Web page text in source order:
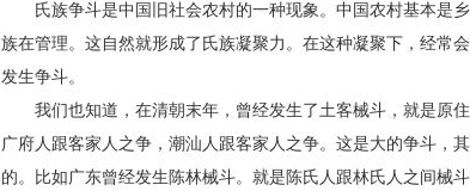
氏族争斗是中国旧社会农村的一种现象。中国农村基本是
族在管理。这自然就形成了氏族凝聚力。在这种凝聚下，经常
发生争斗。
我们也知道，在清朝末年，曾经发生了土客械斗，就是原
广府人跟客家人之争，潮汕人跟客家人之争。这是大的争斗，
的。比如广东曾经发生陈林械斗。就是陈氏人跟林氏人之间械